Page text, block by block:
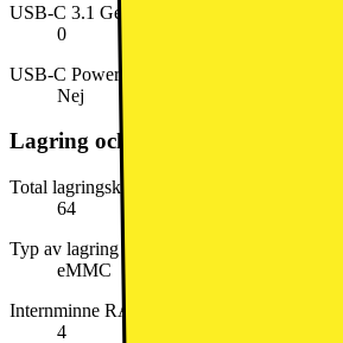
USB-C 3.1 Gen 2 antal portar
0
USB-C Power Delivery
Nej
Lagring och minne
Total lagringskapacitet (GB)
64
Typ av lagring
eMMC
Internminne RAM (GB)
4